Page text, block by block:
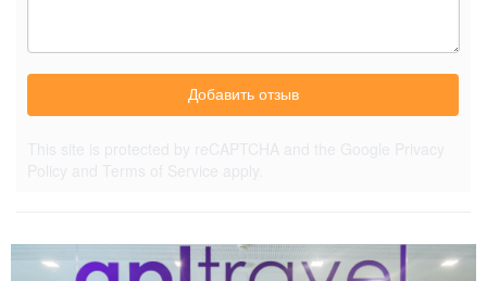
Добавить отзыв